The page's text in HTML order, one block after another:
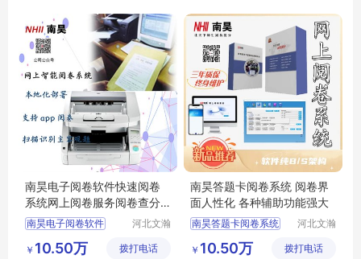
电子评卷系统
南昊电子阅卷软件快速阅卷
系统网上阅卷服务阅卷查分
系统
南昊电子阅卷软件
网上阅卷服务
河北文瀚
技发展有
￥ 10.50万 拨打电话
南昊答题卡阅卷系统 阅卷界
面人性化 各种辅助功能强大
南昊答题卡阅卷系统
考试电脑阅卷
河北文瀚
技发展有
￥ 10.50万 拨打电话